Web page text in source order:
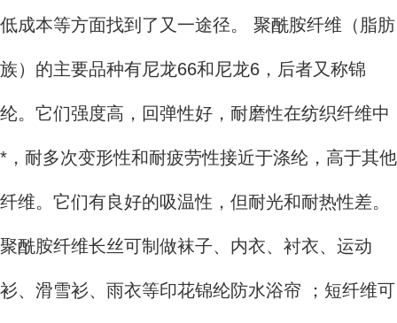
低成本等方面找到了又一途径。 聚酰胺纤维（脂肪
族）的主要品种有尼龙66和尼龙6，后者又称锦
纶。它们强度高，回弹性好，耐磨性在纺织纤维中
*，耐多次变形性和耐疲劳性接近于涤纶，高于其他
纤维。它们有良好的吸温性，但耐光和耐热性差。
聚酰胺纤维长丝可制做袜子、内衣、衬衣、运动
衫、滑雪衫、雨衣等印花锦纶防水浴帘 ；短纤维可